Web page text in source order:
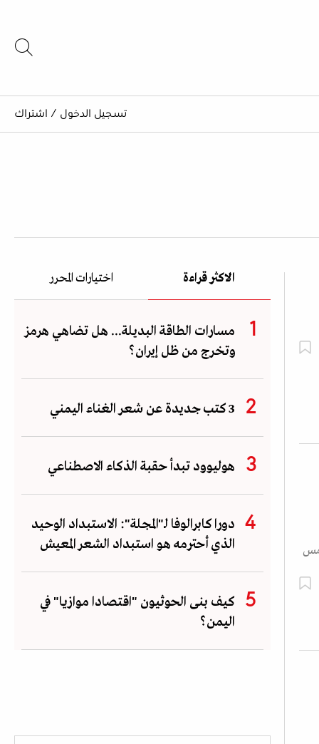
تسجيل الدخول / اشتراك
مس
الاكثر قراءة اختيارات المحرر
مسارات الطاقة البديلة... هل تضاهي هرمز
وتخرج من ظل إيران؟
3 كتب جديدة عن شعر الغناء اليمني
هوليوود تبدأ حقبة الذكاء الاصطناعي
دورا كابرالوفا لـ"المجلة": الاستبداد الوحيد
الذي أحترمه هو استبداد الشعر المعيش
كيف بنى الحوثيون "اقتصادا موازيا" في
اليمن؟